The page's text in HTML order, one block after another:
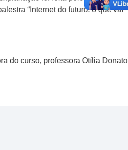
“Internet do futuro: o que vai
do curso, professora Otília Donato